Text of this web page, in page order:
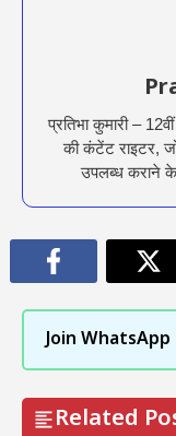
प्रतिभा कुमारी –
की कंटेंट राइटर,
उपलब्ध कराने
Join WhatsApp
Related